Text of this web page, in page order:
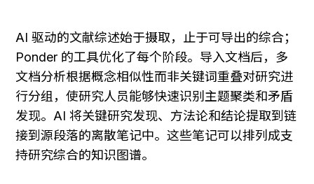
AI 驱动的文献综述始于摄取，止于可导出的综合；
Ponder 的工具优化了每个阶段。导入文档后，多
文档分析根据概念相似性而非关键词重叠对研究进
行分组，使研究人员能够快速识别主题聚类和矛盾
发现。AI 将关键研究发现、方法论和结论提取到链
接到源段落的离散笔记中。这些笔记可以排列成支
持研究综合的知识图谱。